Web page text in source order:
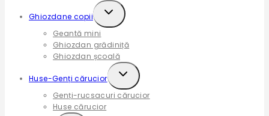
Ghiozdane copii
Expand
Geantă mini
Ghiozdan grădiniță
Ghiozdan școală
Huse-Genți cărucior
Expand
menu
Genți-rucsacuri cărucior
Huse cărucior